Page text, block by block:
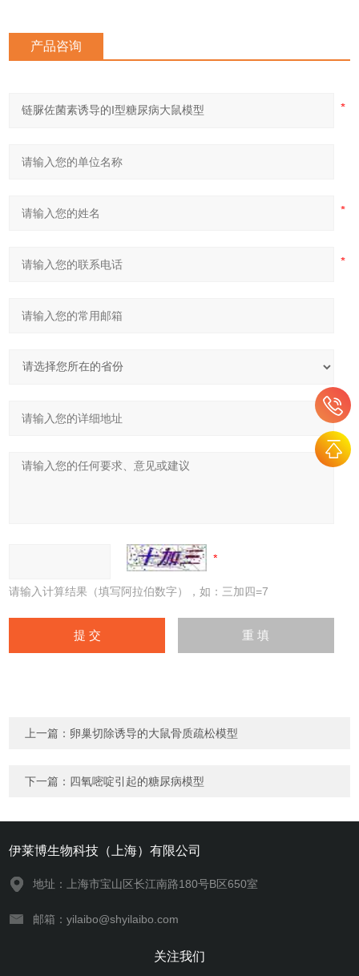
产品咨询
请输入计算结果（填写阿拉伯数字），如：三加四=7
上一篇： 卵巢切除诱导的大鼠骨质疏松模型
下一篇： 四氧嘧啶引起的糖尿病模型
伊莱博生物科技（上海）有限公司
地址：上海市宝山区长江南路180号B区650室
邮箱：yilaibo@shyilaibo.com
关注我们